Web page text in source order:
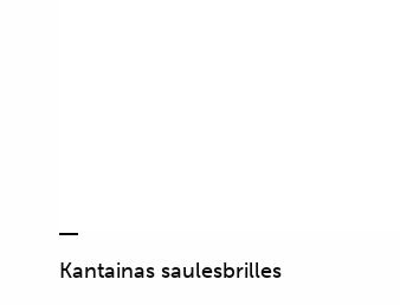
Kantainas saulesbrilles